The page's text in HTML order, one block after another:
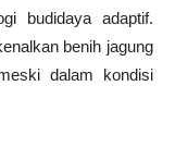
budidaya adaptif.
benih jagung
dalam kondisi